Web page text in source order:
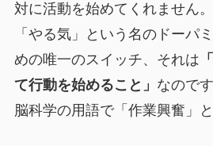
対に活動を始めてくれません
「やる気」という名のドーパ
めの唯一のスイッチ、それは
て行動を始めること」 なので
脳科学の用語で「作業興奮」と